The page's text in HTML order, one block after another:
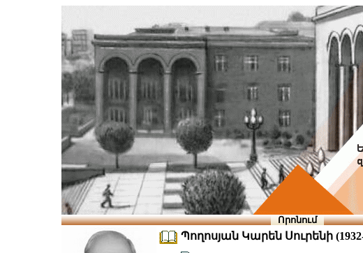
Որոնում
Պողոսյան Կարեն Սուրենի (1932-